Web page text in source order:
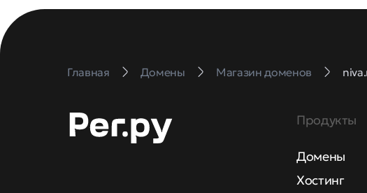
Главная Домены Магазин доменов
Продукты
Домены
Хостинг